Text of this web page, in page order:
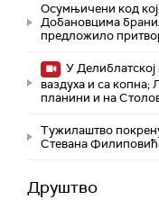
Осумњичени код
Добановцима
предложило
У
ваздуха и са
планини и на
Тужилаштво
Стевана
Друштво